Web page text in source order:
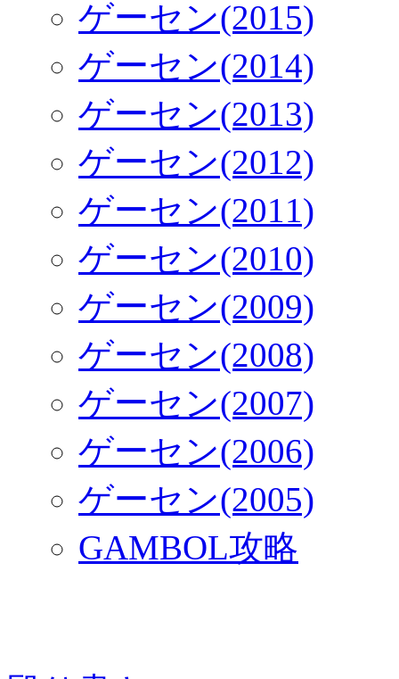
ゲーセン(2015)
ゲーセン(2014)
ゲーセン(2013)
ゲーセン(2012)
ゲーセン(2011)
ゲーセン(2010)
ゲーセン(2009)
ゲーセン(2008)
ゲーセン(2007)
ゲーセン(2006)
ゲーセン(2005)
GAMBOL攻略